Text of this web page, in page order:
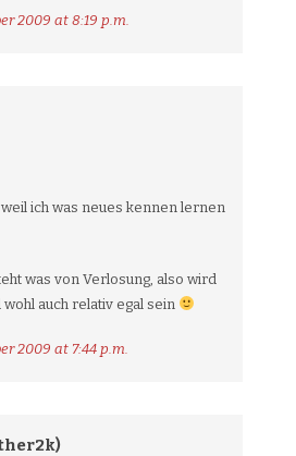
2009 at 8:19 p.m.
ich was neues kennen lernen
was von Verlosung, also wird
auch relativ egal sein
2009 at 7:44 p.m.